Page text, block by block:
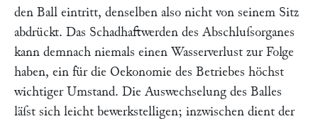
den Ball eintritt, denselben also nicht von seinem Sitz
abdrückt. Das Schadhaftwerden des Abschluſsorganes
kann demnach niemals einen Wasserverlust zur Folge
haben, ein für die Oekonomie des Betriebes höchst
wichtiger Umstand. Die Auswechselung des Balles
läſst sich leicht bewerkstelligen; inzwischen dient der